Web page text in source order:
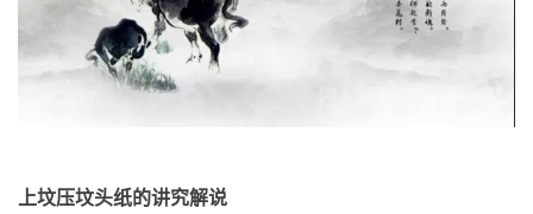
上坟压坟头纸的讲究解说